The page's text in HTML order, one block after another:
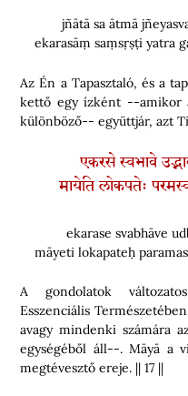
jñātā sa ātmā
ekarasāṃ saṃsṛṣṭi yatra
Az Én a Tapasztaló, és a
kettő egy ízként --amikor
különböző-- együttjár, azt
एकरसे स्वभावे
मायेति लोकपतेः
ekarase svabhāve
māyeti lokapateḥ
A gondolatok
Esszenciális
avagy mindenki számára
egységéből áll--. Māyā a
megtévesztő ereje. || 17 ||